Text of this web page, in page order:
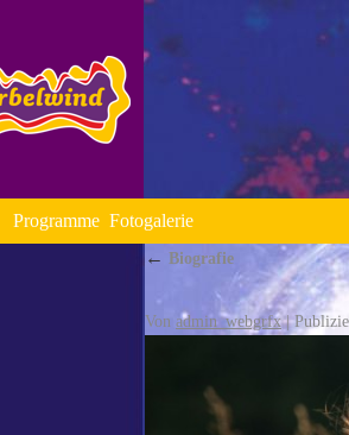
Programme Fotogalerie
← Biografie
Von admin_webgrfx |